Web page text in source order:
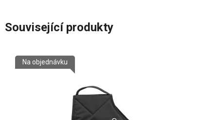
Související produkty
Na objednávku